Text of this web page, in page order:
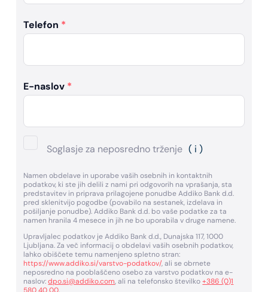
Telefon *
E-naslov *
Soglasje za neposredno trženje ( i )
Namen obdelave in uporabe vaših osebnih in kontaktnih
podatkov, ki ste jih delili z nami pri odgovorih na vprašanja, sta
predstavitev in priprava prilagojene ponudbe Addiko Bank d.d.
pred sklenitvijo pogodbe (povabilo na sestanek, izdelava in
pošiljanje ponudbe). Addiko Bank d.d. bo vaše podatke za ta
namen hranila 4 mesece in jih ne bo uporabila v druge namene.
Upravljalec podatkov je Addiko Bank d.d., Dunajska 117, 1000
Ljubljana. Za več informacij o obdelavi vaših osebnih podatkov,
lahko obiščete temu namenjeno spletno stran:
https://www.addiko.si/varstvo-podatkov/, ali se obrnete
neposredno na pooblaščeno osebo za varstvo podatkov na e-
naslov:dpo.si@addiko.com, ali na telefonsko številko+386 (0)1